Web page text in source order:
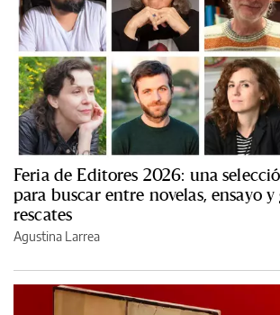
Feria de Editores 2026: una
para buscar entre novelas, ensayo y
rescates
Agustina Larrea